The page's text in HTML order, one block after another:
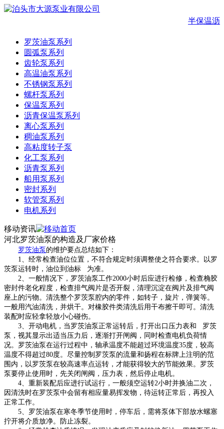
半保温沥
罗茨油泵系列
圆弧泵系列
齿轮泵系列
高温油泵系列
不锈钢泵系列
螺杆泵系列
保温泵系列
沥青保温泵系列
离心泵系列
稠油泵系列
高粘度转子泵
化工泵系列
沥青泵系列
船用泵系列
密封系列
软管泵系列
电机系列
移动资讯
河北罗茨油泵的构造及厂家价格
罗茨油泵 的维护要点总结如下：
1、经常检查油位位置，不符合规定时须调整使之符合要求。以罗
茨泵运转时，油位到油标 为准。
2、一般情况下，罗茨油泵工作2000小时后应进行检修，检查桷胶
密封件老化程度，检查排气阀片是否开裂，清理沉淀在阀片及排气阀
座上的污物。清洗整个罗茨泵腔内的零件，如转子，旋片，弹簧等。
一般用汽油清洗，并烘干。对橡胶件类清洗后用干布擦干即可。清洗
装配时应轻拿轻放小心碰伤。
3、开动电机，当罗茨油泵正常运转后，打开出口压力表和 罗茨
泵，视其显示出适当压力后，逐渐打开闸阀，同时检查电机负荷情
况。罗茨油泵在运行过程中，轴承温度不能超过环境温度35度，较高
温度不得超过80度。尽量控制罗茨泵的流量和扬程在标牌上注明的范
围内，以罗茨泵在较高速率点运转，才能获得较大的节能效果。罗茨
泵要停止使用时，先关闭闸阀，压力表，然后停止电机。
4、重新装配后应进行试运行，一般须空运转2小时并换油二次，
因清洗时在罗茨泵中会留有相应量易挥发物，待运转正常后，再投入
正常工作。
5、罗茨油泵在寒冬季节使用时，停车后，需将泵体下部放水螺塞
拧开将介质放净。防止冻裂。